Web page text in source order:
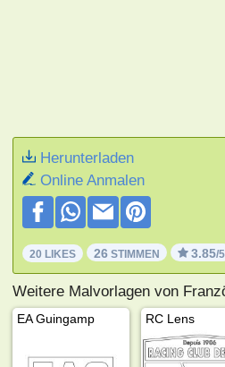
Herunterladen
Online Anmalen
20 LIKES 26 STIMMEN 3.85/5
Weitere Malvorlagen von
EA Guingamp RC Lens